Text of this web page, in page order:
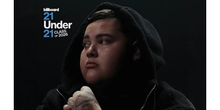
Araucanía para ofrecer un show cargado
de energía, guitarras y canciones que han
marcado su breve pero exitosa trayectoria.